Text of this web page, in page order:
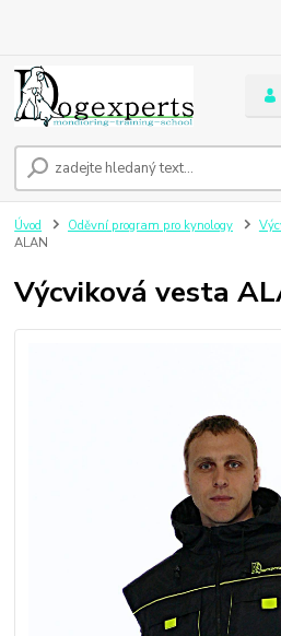
Úvod Oděvní program pro kynology
ALAN
Výcviková vesta